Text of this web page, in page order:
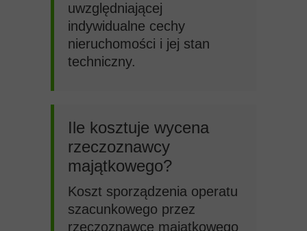
uwzględniającej
indywidualne cechy
nieruchomości i jej stan
techniczny.
Ile kosztuje wycena
rzeczoznawcy
majątkowego?
Koszt sporządzenia operatu
szacunkowego przez
rzeczoznawcę majątkowego